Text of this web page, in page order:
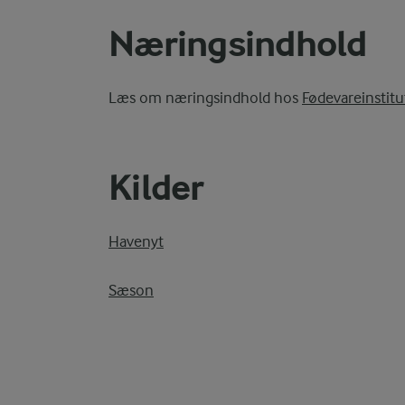
Næringsindhold
Læs om næringsindhold hos
Kilder
Havenyt
Sæson